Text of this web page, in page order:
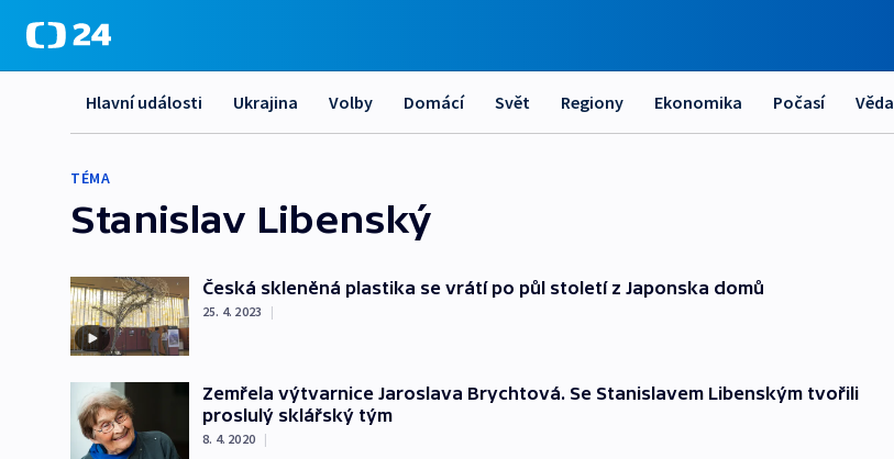
Hlavní události Ukrajina Volby Domácí Svět Regiony Ekonomika Počasí Věda
TÉMA
Stanislav Libenský
Česká skleněná plastika se vrátí po půl století z Japonska domů
25. 4. 2023 |
Zemřela výtvarnice Jaroslava Brychtová. Se Stanislavem Libenským tvořili
proslulý sklářský tým
8. 4. 2020 |